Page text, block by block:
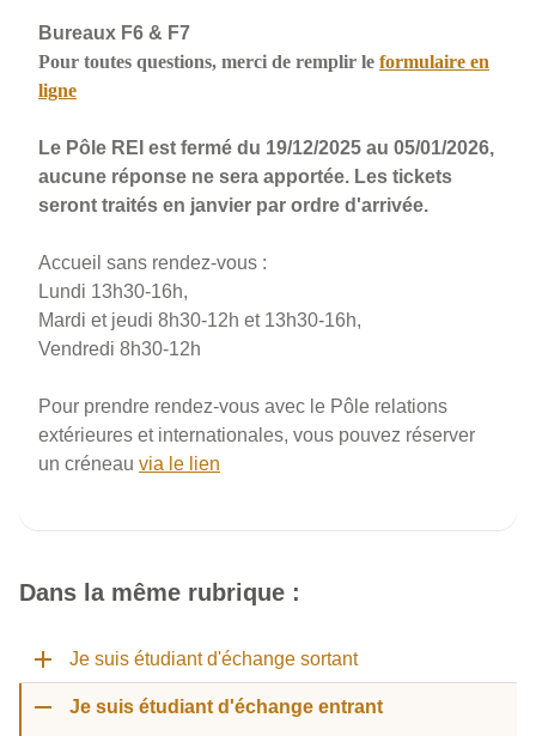
Bureaux F6 & F7
Pour toutes questions, merci de remplir le formulaire en
ligne
Le Pôle REI est fermé du 19/12/2025 au 05/01/2026,
aucune réponse ne sera apportée. Les tickets
seront traités en janvier par ordre d'arrivée.
Accueil sans rendez-vous :
Lundi 13h30-16h,
Mardi et jeudi 8h30-12h et 13h30-16h,
Vendredi 8h30-12h
Pour prendre rendez-vous avec le Pôle relations
extérieures et internationales, vous pouvez réserver
un créneau via le lien
Dans la même rubrique :
Je suis étudiant d'échange sortant
Je suis étudiant d'échange entrant